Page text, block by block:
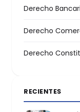
Derecho
Derecho
Derecho
RECIENTES